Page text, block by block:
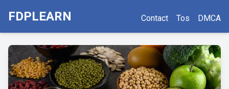
FDPLEARN Contact Tos DMCA